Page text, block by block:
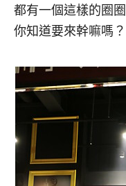
都有一個這樣的圈圈
你知道要來幹嘛嗎？